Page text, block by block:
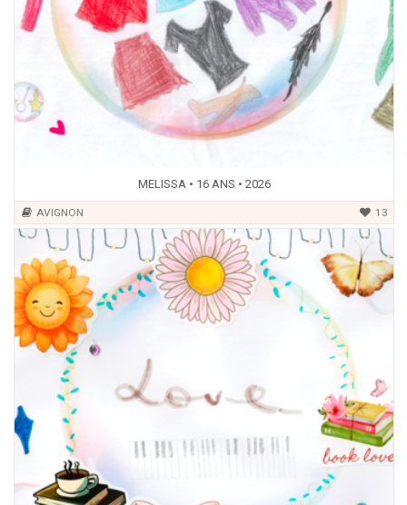
MELISSA • 16 ANS • 2026
AVIGNON 13